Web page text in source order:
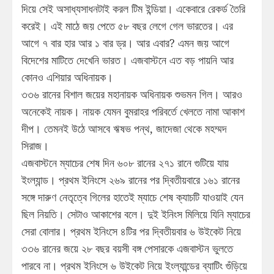
দিয়ে সেই অসাধ্যসাধনটাই করল টিম ইন্ডিয়া। একেবারে রেকর্ড তৈরি
করেই। এই মাঠে জয় পেতে ৫৮ বছর লেগে গেল ভারতের। এর
আগে ৭ বার হার আর ১ বার ড্র। আর এবার? এমন জয় আগে
বিদেশের মাটিতে দেখেনি ভারত। এজবাস্টনে এত বড় পায়নি আর
কোনও এশিয়ার অধিনায়ক।
৩৩৬ রানের বিশাল জয়ের মহানায়ক অধিনায়ক শুভমন গিল। আরও
অনেকেই নায়ক। নায়ক যেমন বুমরাহর পরিবর্তে খেলতে নামা আকাশ
দীপ। তেমনই উঠে আসবে ঋষভ পন্থ, জাদেজা থেকে মহম্মদ
সিরাজ।
এজবাস্টনে ম্যাচের শেষ দিন ৬০৮ রানের ২৭১ রানে গুটিয়ে যায়
ইংল্যান্ড। প্রথম ইনিংসে ২৬৯ রানের পর দ্বিতীয়বারে ১৬১ রানের
সঙ্গে দারুণ নেতৃত্বে গিলের হাতেই ম্যাচে শেষ ক্যাচটি যাওয়াই যেন
ছিল নিয়তি। সেটাও আকাশের বলে। দুই ইনিংস মিলিয়ে যিনি ম্যাচের
সেরা বোলার। প্রথম ইনিংসে ৪টির পর দ্বিতীয়বার ৬ উইকেট নিয়ে
৩৩৬ রানের জয়ে ২৮ বছর বয়সী বঙ্গ পেসারকে এজবাস্টন ভুলতে
পারবে না। প্রথম ইনিংসে ৬ উইকেট নিয়ে ইংল্যান্ডের ব্যাটিং গুঁড়িয়ে